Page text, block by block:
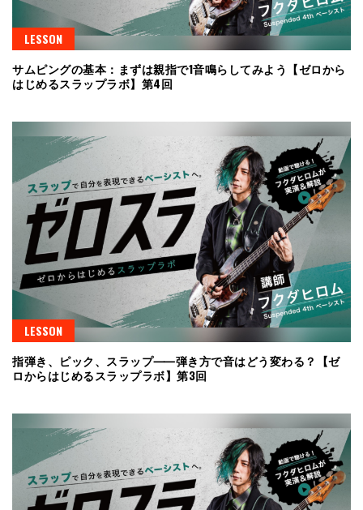
LESSON
サムピングの基本：まずは親指で1音鳴らしてみよう【ゼロから
はじめるスラップラボ】第4回
LESSON
指弾き、ピック、スラップ⸺弾き方で音はどう変わる？【ゼ
ロからはじめるスラップラボ】第3回